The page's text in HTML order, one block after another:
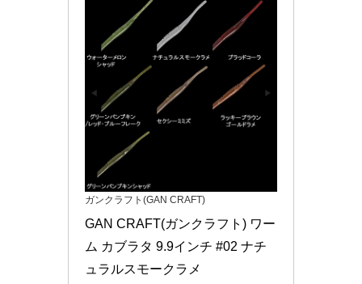
ガンクラフト(GAN CRAFT)
GAN CRAFT(ガンクラフト) ワー
ム カブラタ 9.9インチ #02 ナチ
ュラルスモークラメ